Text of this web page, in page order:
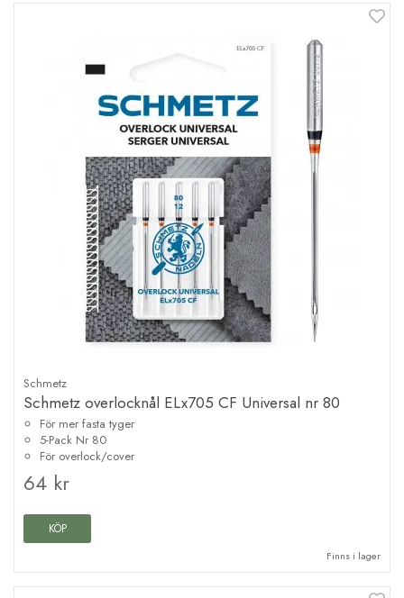
Schmetz
Schmetz overlocknål ELx705 CF Universal nr 80
För mer fasta tyger
5-Pack Nr 80
För overlock/cover
64 kr
KÖP
Finns i lager